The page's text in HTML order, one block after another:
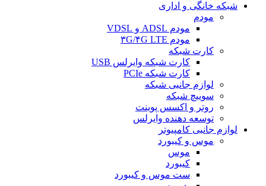
شبکه خانگی و اداری
مودم
مودم ADSL و VDSL
مودم ۳G/۴G LTE
کارت شبکه
کارت شبکه وایرلس USB
کارت شبکه PCIe
لوازم جانبی شبکه
سوییچ شبکه
روتر و اکسس پوینت
توسعه دهنده وایرلس
لوازم جانبی کامپیوتر
موس و کیبورد
موس
کیبورد
ست موس و کیبورد